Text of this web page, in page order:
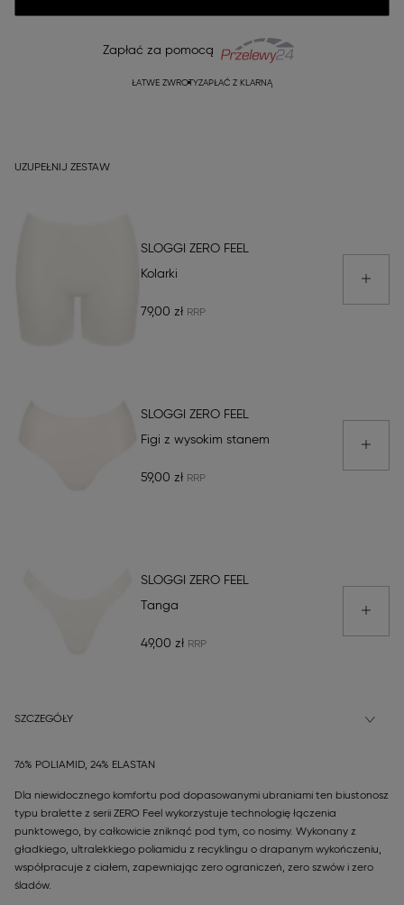
Zapłać za pomocą
ŁATWE ZWROTYZAPŁAĆ Z KLARNĄ
UZUPEŁNIJ ZESTAW
SLOGGI ZERO FEEL
Kolarki
79,00 zł
SLOGGI ZERO FEEL
Figi z wysokim stanem
59,00 zł
SLOGGI ZERO FEEL
Tanga
49,00 zł
SZCZEGÓŁY
76% POLIAMID, 24% ELASTAN
Dla niewidocznego komfortu pod dopasowanymi ubraniami ten biustonosz
typu bralette z serii ZERO Feel wykorzystuje technologię łączenia
punktowego, by całkowicie zniknąć pod tym, co nosimy. Wykonany z
gładkiego, ultralekkiego poliamidu z recyklingu o drapanym wykończeniu,
współpracuje z ciałem, zapewniając zero ograniczeń, zero szwów i zero
śladów.